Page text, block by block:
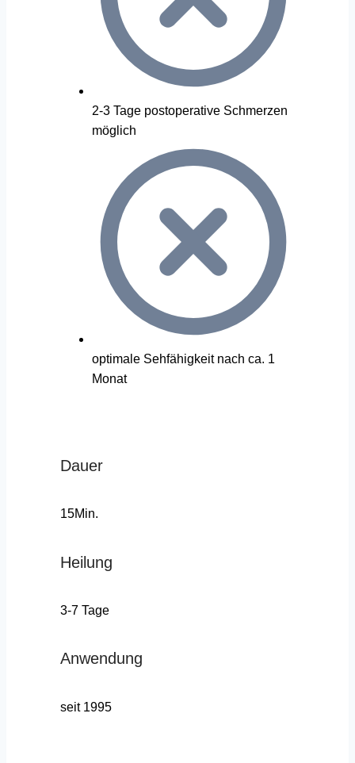
2-3 Tage postoperative Schmerzen
möglich
optimale Sehfähigkeit nach ca. 1
Monat
Dauer
15Min.
Heilung
3-7 Tage
Anwendung
seit 1995